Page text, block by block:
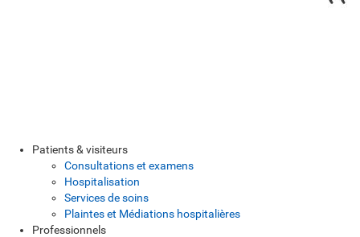
Patients & visiteurs
Consultations et examens
Hospitalisation
Services de soins
Plaintes et Médiations hospitalières
Professionnels